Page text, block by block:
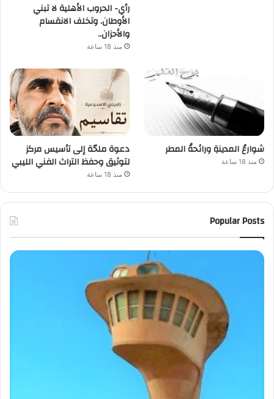
رأي- الحروب الأهلية لا تبني
الأوطان. وتخلف الانقسام
والأحزان..
منذ 18 ساعة
شوارعُ المدينةِ ورائحةُ المطر
منذ 18 ساعة
دعوة ملحّة إلى تأسيس مركز
لتوثيق وحفظ التراث الفني الليبي
منذ 18 ساعة
Popular Posts